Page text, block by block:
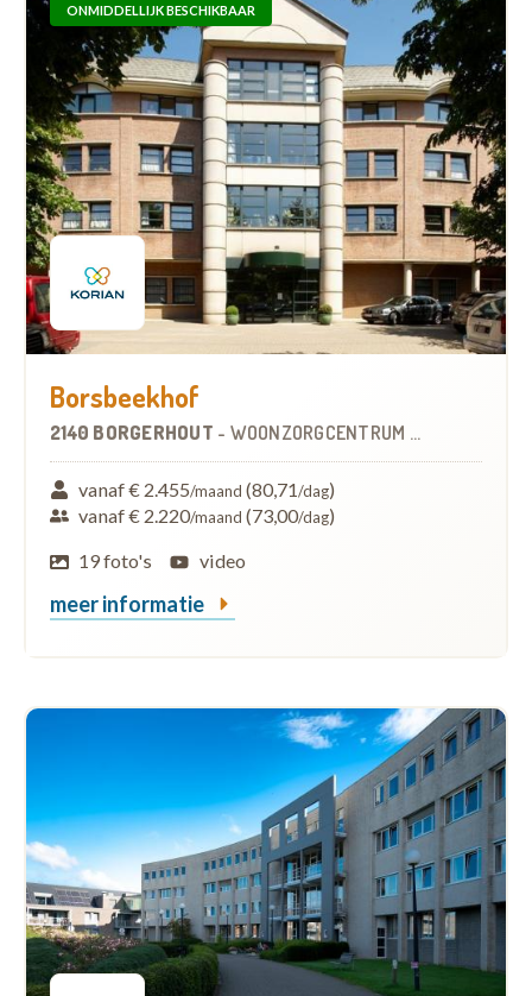
ONMIDDELLIJK BESCHIKBAAR
Borsbeekhof
2140 BORGERHOUT - WOONZORGCENTRUM (WZC)
vanaf € 2.455/maand (80,71/dag)
vanaf € 2.220/maand (73,00/dag)
19 foto's
video
meer informatie